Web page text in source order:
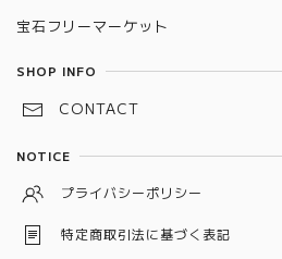
クッション
オーバル
バケット
モディフィファイ
USカット
ローズ
宝石フリーマーケット
SHOP INFO
CONTACT
NOTICE
プライバシーポリシー
特定商取引法に基づく表記